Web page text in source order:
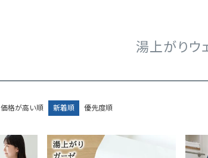
湯上がりウ
価格が高い順 新着順 優先度順